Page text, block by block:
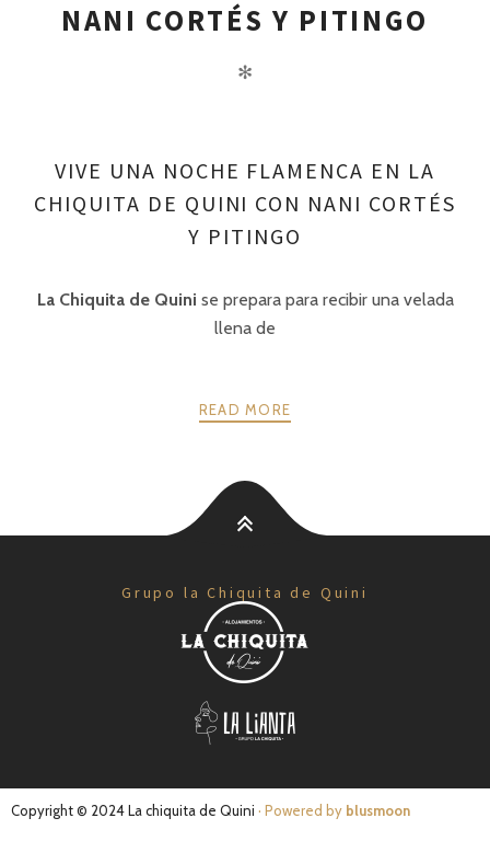
NANI CORTÉS Y PITINGO
✻
VIVE UNA NOCHE FLAMENCA EN LA
CHIQUITA DE QUINI CON NANI CORTÉS
Y PITINGO
La Chiquita de Quini se prepara para recibir una velada
llena de
READ MORE
Grupo la Chiquita de Quini
Copyright © 2024 La chiquita de Quini · Powered by blusmoon